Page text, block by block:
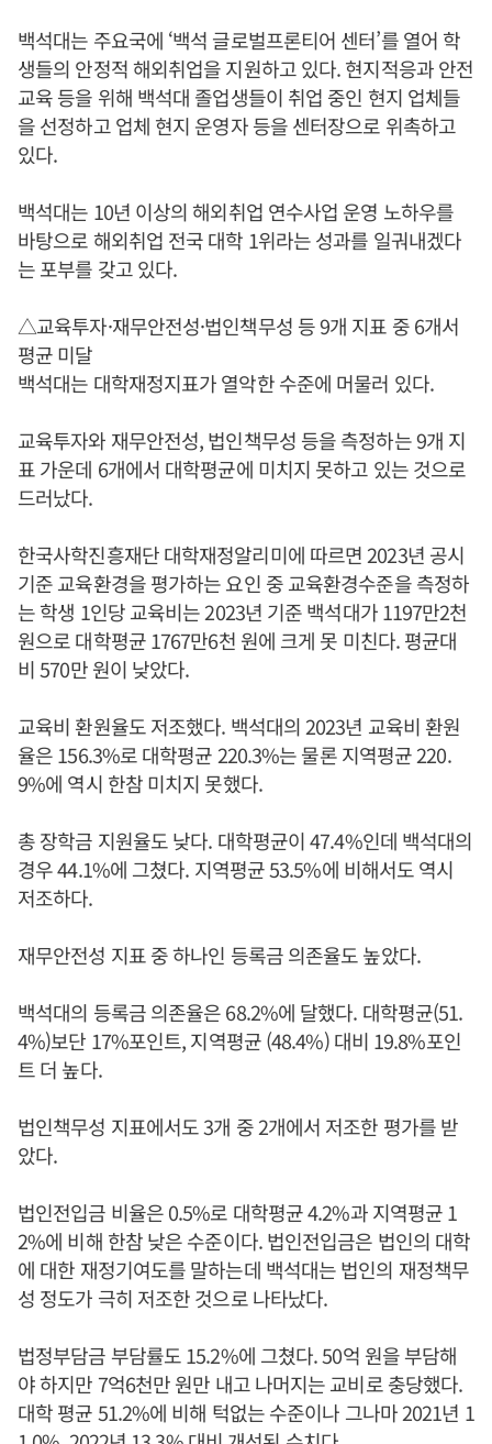
백석대는 주요국에 ‘백석 글로벌프론티어 센터’를 열어 학
생들의 안정적 해외취업을 지원하고 있다. 현지적응과 안전
교육 등을 위해 백석대 졸업생들이 취업 중인 현지 업체들
을 선정하고 업체 현지 운영자 등을 센터장으로 위촉하고
있다.
백석대는 10년 이상의 해외취업 연수사업 운영 노하우를
바탕으로 해외취업 전국 대학 1위라는 성과를 일궈내겠다
는 포부를 갖고 있다.
△교육투자·재무안전성·법인책무성 등 9개 지표 중 6개서
평균 미달
백석대는 대학재정지표가 열악한 수준에 머물러 있다.
교육투자와 재무안전성, 법인책무성 등을 측정하는 9개 지
표 가운데 6개에서 대학평균에 미치지 못하고 있는 것으로
드러났다.
한국사학진흥재단 대학재정알리미에 따르면 2023년 공시
기준 교육환경을 평가하는 요인 중 교육환경수준을 측정하
는 학생 1인당 교육비는 2023년 기준 백석대가 1197만2천
원으로 대학평균 1767만6천 원에 크게 못 미친다. 평균대
비 570만 원이 낮았다.
교육비 환원율도 저조했다. 백석대의 2023년 교육비 환원
율은 156.3%로 대학평균 220.3%는 물론 지역평균 220.
9%에 역시 한참 미치지 못했다.
총 장학금 지원율도 낮다. 대학평균이 47.4%인데 백석대의
경우 44.1%에 그쳤다. 지역평균 53.5%에 비해서도 역시
저조하다.
재무안전성 지표 중 하나인 등록금 의존율도 높았다.
백석대의 등록금 의존율은 68.2%에 달했다. 대학평균(51.
4%)보단 17%포인트, 지역평균 (48.4%) 대비 19.8%포인
트 더 높다.
법인책무성 지표에서도 3개 중 2개에서 저조한 평가를 받
았다.
법인전입금 비율은 0.5%로 대학평균 4.2%과 지역평균 1
2%에 비해 한참 낮은 수준이다. 법인전입금은 법인의 대학
에 대한 재정기여도를 말하는데 백석대는 법인의 재정책무
성 정도가 극히 저조한 것으로 나타났다.
법정부담금 부담률도 15.2%에 그쳤다. 50억 원을 부담해
야 하지만 7억6천만 원만 내고 나머지는 교비로 충당했다.
대학 평균 51.2%에 비해 턱없는 수준이나 그나마 2021년 1